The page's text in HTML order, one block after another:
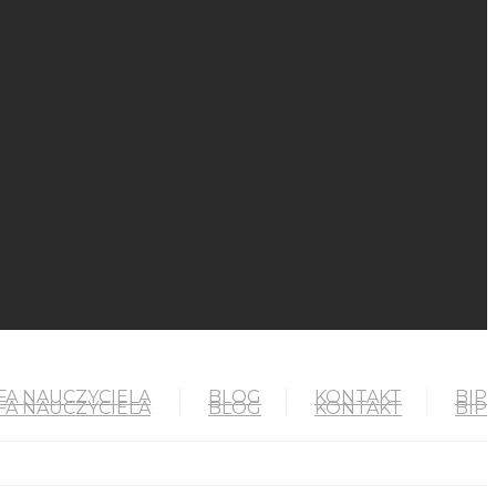
NAUCZYCIELA BLOG KONTAKT BIP
NAUCZYCIELA BLOG KONTAKT BIP